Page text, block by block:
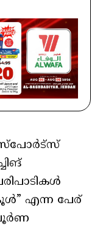
സ്പോര്‍ട്‌സ്
എന്ന പേര്